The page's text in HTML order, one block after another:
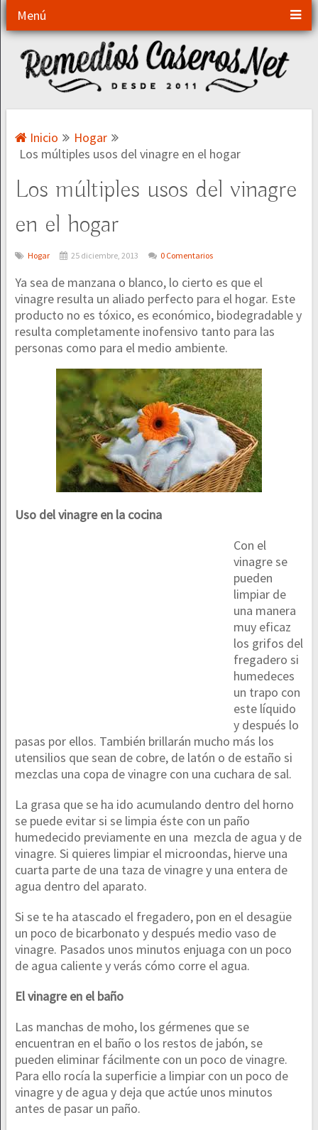
Menú
Inicio
Hogar
Los múltiples usos del vinagre en el hogar
Los múltiples usos del vinagre
en el hogar
Hogar 25 diciembre, 2013 0 Comentarios
Ya sea de manzana o blanco, lo cierto es que el
vinagre resulta un aliado perfecto para el hogar. Este
producto no es tóxico, es económico, biodegradable y
resulta completamente inofensivo tanto para las
personas como para el medio ambiente.
Uso del vinagre en la cocina
Con el
vinagre se
pueden
limpiar de
una manera
muy eficaz
los grifos del
fregadero si
humedeces
un trapo con
este líquido
y después lo
pasas por ellos. También brillarán mucho más los
utensilios que sean de cobre, de latón o de estaño si
mezclas una copa de vinagre con una cuchara de sal.
La grasa que se ha ido acumulando dentro del horno
se puede evitar si se limpia éste con un paño
humedecido previamente en una mezcla de agua y de
vinagre. Si quieres limpiar el microondas, hierve una
cuarta parte de una taza de vinagre y una entera de
agua dentro del aparato.
Si se te ha atascado el fregadero, pon en el desagüe
un poco de bicarbonato y después medio vaso de
vinagre. Pasados unos minutos enjuaga con un poco
de agua caliente y verás cómo corre el agua.
El vinagre en el baño
Las manchas de moho, los gérmenes que se
encuentran en el baño o los restos de jabón, se
pueden eliminar fácilmente con un poco de vinagre.
Para ello rocía la superficie a limpiar con un poco de
vinagre y de agua y deja que actúe unos minutos
antes de pasar un paño.